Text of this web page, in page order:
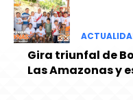
Gira triunfal de
Las Amazonas y